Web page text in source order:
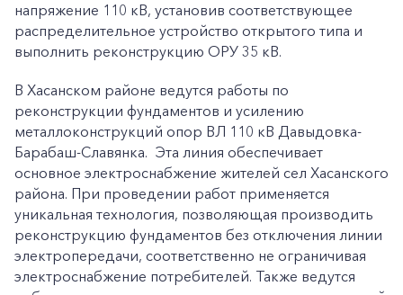
напряжение 110 кВ, установив соответствующее
распределительное устройство открытого типа и
выполнить реконструкцию ОРУ 35 кВ.
В Хасанском районе ведутся работы по
реконструкции фундаментов и усилению
металлоконструкций опор ВЛ 110 кВ Давыдовка-
Барабаш-Славянка. Эта линия обеспечивает
основное электроснабжение жителей сел Хасанского
района. При проведении работ применяется
уникальная технология, позволяющая производить
реконструкцию фундаментов без отключения линии
электропередачи, соответственно не ограничивая
электроснабжение потребителей. Также ведутся